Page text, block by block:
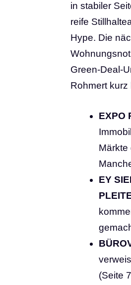
in stabiler
reife
Hype. Die
Green-Deal-
Rohmert
EXPO
Märkte
EY
(Seite